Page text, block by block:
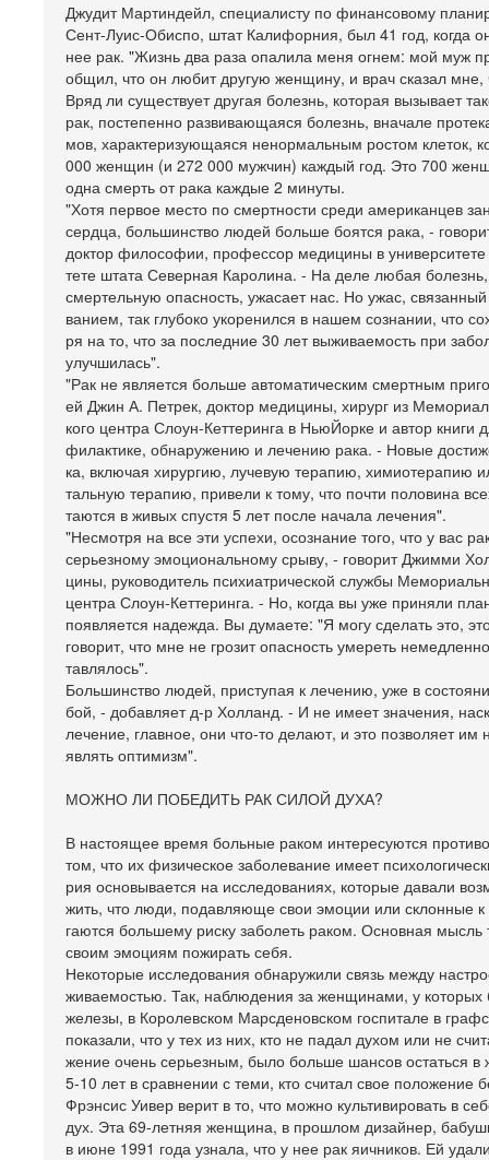
Джудит Мартиндейл, специалисту по финансовому
Сент-Луис-Обиспо, штат Калифорния, был 41 год, когда
нее рак. "Жизнь два раза опалила меня огнем: мой муж
общил, что он любит другую женщину, и врач сказал мне,
Вряд ли существует другая болезнь, которая вызывает
рак, постепенно развивающаяся болезнь, вначале
мов, характеризующаяся ненормальным ростом клеток,
000 женщин (и 272 000 мужчин) каждый год. Это 700
одна смерть от рака каждые 2 минуты.
"Хотя первое место по смертности среди американцев
сердца, большинство людей больше боятся рака, -
доктор философии, профессор медицины в
тете штата Северная Каролина. - На деле любая болезнь,
смертельную опасность, ужасает нас. Но ужас,
ванием, так глубоко укоренился в нашем сознании, что
ря на то, что за последние 30 лет выживаемость при
улучшилась".
"Рак не является больше автоматическим смертным
ей Джин А. Петрек, доктор медицины, хирург из
кого центра Слоун-Кеттеринга в НьюЙорке и автор
филактике, обнаружению и лечению рака. - Новые
ка, включая хирургию, лучевую терапию, химиотерапию
тальную терапию, привели к тому, что почти половина
таются в живых спустя 5 лет после начала лечения".
"Несмотря на все эти успехи, осознание того, что у вас
серьезному эмоциональному срыву, - говорит Джимми
цины, руководитель психиатрической службы
центра Слоун-Кеттеринга. - Но, когда вы уже приняли
появляется надежда. Вы думаете: "Я могу сделать это,
говорит, что мне не грозит опасность умереть
тавлялось".
Большинство людей, приступая к лечению, уже в
бой, - добавляет д-р Холланд. - И не имеет значения,
лечение, главное, они что-то делают, и это позволяет им
являть оптимизм".
МОЖНО ЛИ ПОБЕДИТЬ РАК СИЛОЙ ДУХА?
В настоящее время больные раком интересуются
том, что их физическое заболевание имеет
рия основывается на исследованиях, которые давали
жить, что люди, подавляюще свои эмоции или склонные
гаются большему риску заболеть раком. Основная
своим эмоциям пожирать себя.
Некоторые исследования обнаружили связь между
живаемостью. Так, наблюдения за женщинами, у
железы, в Королевском Марсденовском госпитале в
показали, что у тех из них, кто не падал духом или не
жение очень серьезным, было больше шансов остаться в
5-10 лет в сравнении с теми, кто считал свое положение
Фрэнсис Уивер верит в то, что можно культивировать в
дух. Эта 69-летняя женщина, в прошлом дизайнер,
в июне 1991 года узнала, что у нее рак яичников. Ей